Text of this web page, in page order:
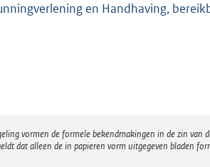
en Handhaving,
vormen de formele bekendmakingen in de zin van
dat alleen de in papieren vorm uitgegeven bladen